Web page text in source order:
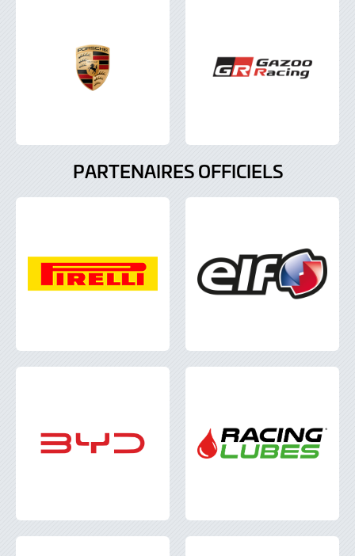
PARTENAIRES OFFICIELS